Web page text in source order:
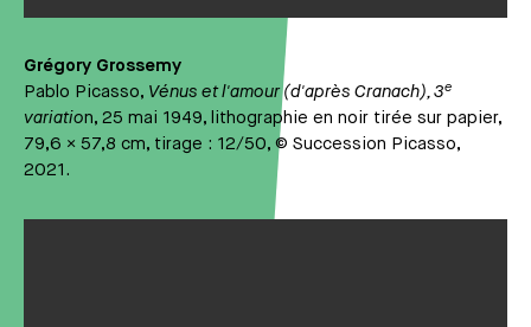
Grégory Grossemy
Pablo Picasso, Vénus et l'amour (d'après Cranach), 3e
variation, 25 mai 1949, lithographie en noir tirée sur papier,
79,6 × 57,8 cm, tirage : 12/50, © Succession Picasso,
2021.